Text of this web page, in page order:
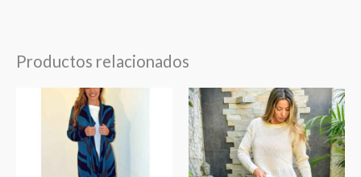
Productos relacionados